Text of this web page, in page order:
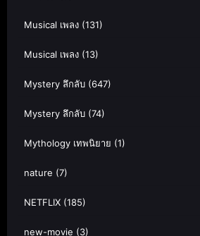
Musical เพลง (131)
Musical เพลง (13)
Mystery ลึกลับ (647)
Mystery ลึกลับ (74)
Mythology เทพนิยาย (1)
nature (7)
NETFLIX (185)
new-movie (3)